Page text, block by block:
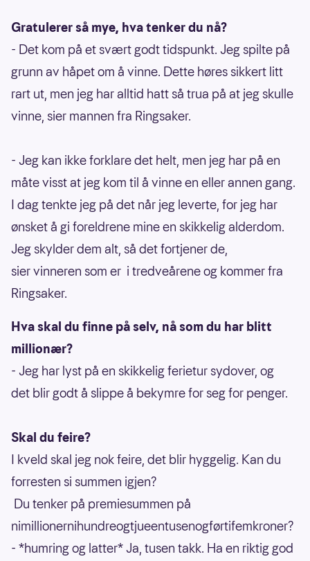
Gratulerer så mye, hva tenker du nå?
- Det kom på et svært godt tidspunkt. Jeg spilte på
grunn av håpet om å vinne. Dette høres sikkert litt
rart ut, men jeg har alltid hatt så trua på at jeg skulle
vinne, sier mannen fra Ringsaker.
- Jeg kan ikke forklare det helt, men jeg har på en
måte visst at jeg kom til å vinne en eller annen gang.
I dag tenkte jeg på det når jeg leverte, for jeg har
ønsket å gi foreldrene mine en skikkelig alderdom.
Jeg skylder dem alt, så det fortjener de,
sier vinneren som er i tredveårene og kommer fra
Ringsaker.
Hva skal du finne på selv, nå som du har blitt
millionær?
- Jeg har lyst på en skikkelig ferietur sydover, og
det blir godt å slippe å bekymre for seg for penger.
Skal du feire?
I kveld skal jeg nok feire, det blir hyggelig. Kan du
forresten si summen igjen?
Du tenker på premiesummen på
nimillionernihundreogtjueentusenogførtifemkroner?
- *humring og latter* Ja, tusen takk. Ha en riktig god